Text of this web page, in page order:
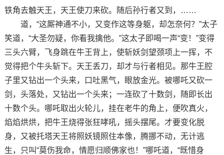
铁角去触天王，天王使刀来砍。随后孙行者又到，……
道，“这厮神通不小，又变作这等身躯，却怎奈何？”太子
笑道，“大圣勿疑，你看我擒他。”这太子即喝一声“变！”变得
三头六臂，飞身跳在牛王背上，使斩妖剑望颈项上一挥，不
觉得把个牛头斩下。天王丢刀，却才与行者相见。那牛王腔
子里又钻出一个头来，口吐黑气，眼放金光。被哪吒又砍一
剑，头落处，又钻出一个头来；一连砍了十数剑，随即长出
十数个头。哪吒取出火轮儿，挂在老牛的角上，便吹真火，
焰焰烘烘，把牛王烧得张狂哮吼，摇头摆尾。才要变化脱
身，又被托塔天王将照妖镜照住本像，腾挪不动，无计逃
生，只叫“莫伤我命，情愿归顺佛家也！”哪吒道，“既惜身